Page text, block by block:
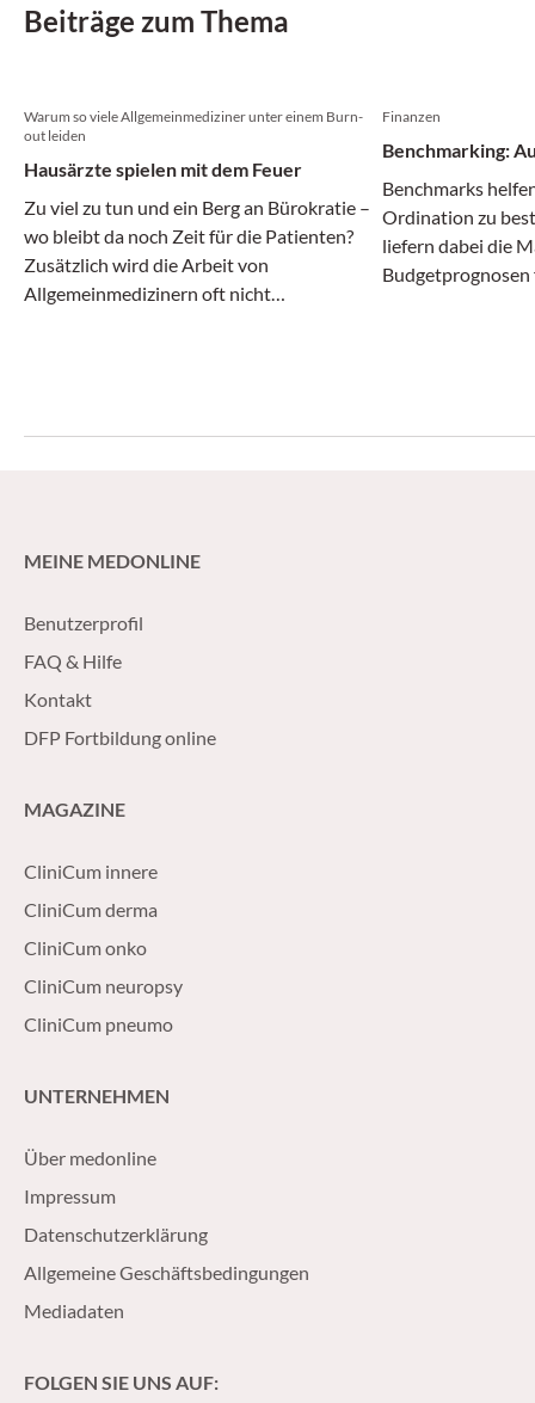
Beiträge zum Thema
Warum so viele Allgemeinmediziner unter einem Burn-
out leiden
Hausärzte spielen mit dem Feuer
Zu viel zu tun und ein Berg an Bürokratie –
wo bleibt da noch Zeit für die Patienten?
Zusätzlich wird die Arbeit von
Allgemeinmedizinern oft nicht
Finanzen
Benchmarking:
Benchmarks
Ordination zu
liefern dabei die
MEINE MEDONLINE
Benutzerprofil
FAQ & Hilfe
Kontakt
DFP Fortbildung online
MAGAZINE
CliniCum innere
CliniCum derma
CliniCum onko
CliniCum neuropsy
CliniCum pneumo
UNTERNEHMEN
Über medonline
Impressum
Datenschutzerklärung
Allgemeine Geschäftsbedingungen
Mediadaten
FOLGEN SIE UNS AUF: